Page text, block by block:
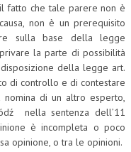
fatto che tale parere non è
non è un prerequisito
sulla base della legge
la parte di possibilità
della legge art.
di controllo e di contestare
di un altro esperto,
nella sentenza dell’11
è incompleta o poco
opinione, o tra le opinioni.